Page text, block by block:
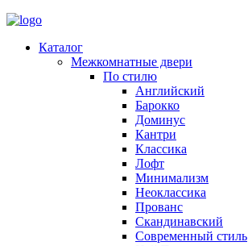
Каталог
Межкомнатные двери
По стилю
Английский
Барокко
Доминус
Кантри
Классика
Лофт
Минимализм
Неоклассика
Прованс
Скандинавский
Современный стиль